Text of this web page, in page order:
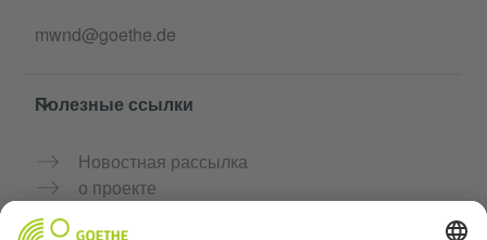
mwnd@goethe.de
Полезные ссылки
Новостная рассылка
о проекте